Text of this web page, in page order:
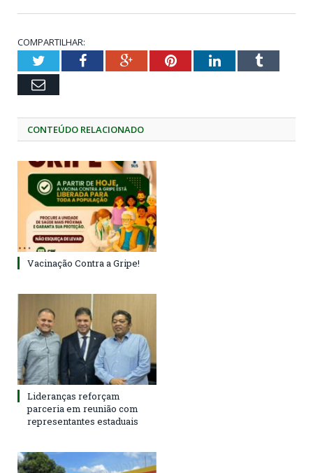
COMPARTILHAR:
TwitterFacebookGoogle+PinterestLinkedInTumblr
Email
CONTEÚDO RELACIONADO
Vacinação Contra a Gripe!
Lideranças reforçam
parceria em reunião com
representantes estaduais